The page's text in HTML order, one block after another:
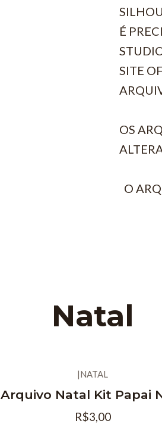
É
SITE
OS
O
Natal
|NATAL
Arquivo Natal Kit Papai
R$3,00